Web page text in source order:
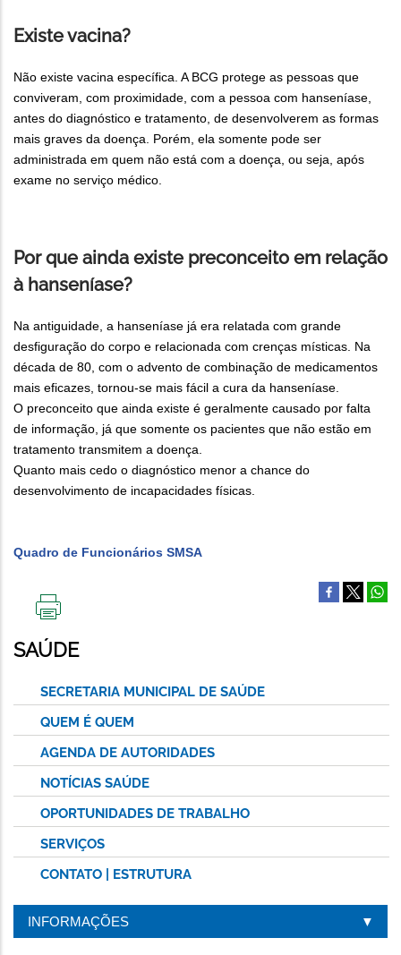
Existe vacina?
Não existe vacina específica. A BCG protege as pessoas que
conviveram, com proximidade, com a pessoa com hanseníase,
antes do diagnóstico e tratamento, de desenvolverem as formas
mais graves da doença. Porém, ela somente pode ser
administrada em quem não está com a doença, ou seja, após
exame no serviço médico.
Por que ainda existe preconceito em relação
à hanseníase?
Na antiguidade, a hanseníase já era relatada com grande
desfiguração do corpo e relacionada com crenças místicas. Na
década de 80, com o advento de combinação de medicamentos
mais eficazes, tornou-se mais fácil a cura da hanseníase.
O preconceito que ainda existe é geralmente causado por falta
de informação, já que somente os pacientes que não estão em
tratamento transmitem a doença.
Quanto mais cedo o diagnóstico menor a chance do
desenvolvimento de incapacidades físicas.
Quadro de Funcionários SMSA
ESTA
PÁGINA
SAÚDE
SECRETARIA MUNICIPAL DE SAÚDE
QUEM É QUEM
AGENDA DE AUTORIDADES
NOTÍCIAS SAÚDE
OPORTUNIDADES DE TRABALHO
SERVIÇOS
CONTATO | ESTRUTURA
INFORMAÇÕES